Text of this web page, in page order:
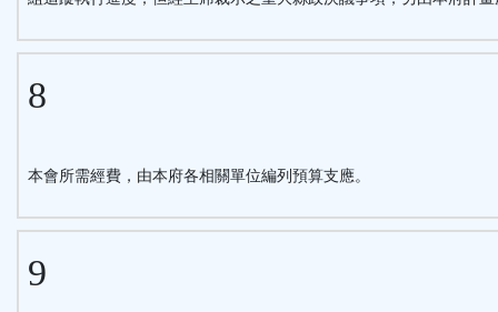
8
本會所需經費，由本府各相關單位編列預算支應。
9